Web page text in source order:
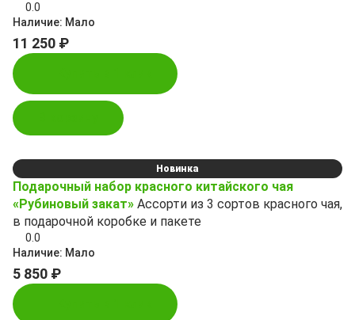
0.0
Наличие: Мало
11 250 ₽
Новинка
Подарочный набор красного китайского чая
«Рубиновый закат» Ассорти из 3 сортов красного чая,
в подарочной коробке и пакете
0.0
Наличие: Мало
5 850 ₽